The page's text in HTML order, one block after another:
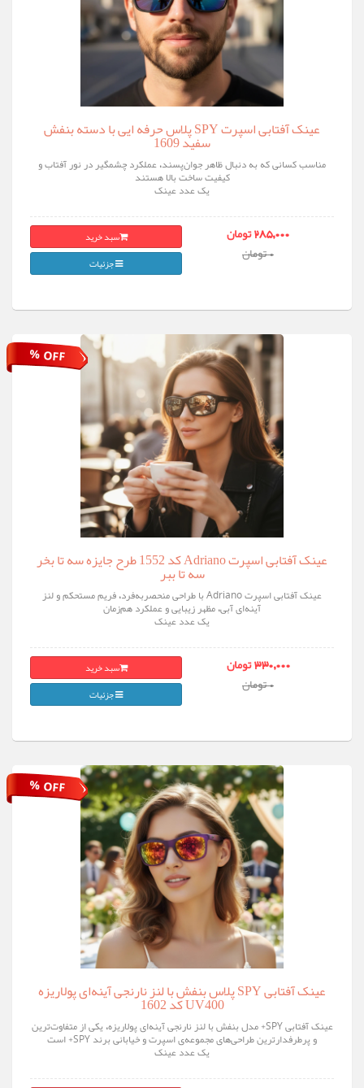
عینک آفتابی اسپرت SPY پلاس حرفه ایی با دسته بنفش
سفید 1609
مناسب کسانی که به دنبال ظاهر جوان‌پسند، عملکرد چشمگیر در نور آفتاب و
کیفیت ساخت بالا هستند
یک عدد عینک
285,000 تومان
0 تومان
سبد خرید
جزئیات
% OFF
عینک آفتابی اسپرت Adriano کد 1552 طرح جایزه سه تا بخر
سه تا ببر
عینک آفتابی اسپرت Adriano با طراحی منحصربه‌فرد، فریم مستحکم و لنز
آینه‌ای آبی، مظهر زیبایی و عملکرد هم‌زمان
یک عدد عینک
330,000 تومان
0 تومان
سبد خرید
جزئیات
% OFF
عینک آفتابی SPY پلاس بنفش با لنز نارنجی آینه‌ای پولاریزه
UV400 کد 1602
عینک آفتابی SPY+ مدل بنفش با لنز نارنجی آینه‌ای پولاریزه، یکی از متفاوت‌ترین
و پرطرفدارترین طراحی‌های مجموعه‌ی اسپرت و خیابانی برند SPY+ است
یک عدد عینک